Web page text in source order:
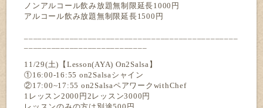
ノンアルコール飲み放題無制限延長1000円
アルコール飲み放題無制限延長1500円
11/29(土)【Lesson(AYA) On2Salsa】
①16:00-16:55 on2Salsaシャイン
②17:00~17:55 on2SalsaペアワークwithChef
1レッスン2000円2レッスン3000円